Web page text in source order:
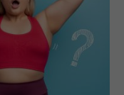
psihologice